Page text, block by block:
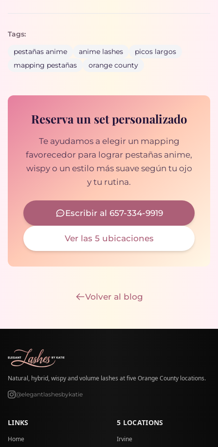
Tags:
pestañas anime
anime lashes
picos largos
mapping pestañas
orange county
Reserva un set personalizado
Te ayudamos a elegir un mapping
favorecedor para lograr pestañas anime,
wispy o un estilo más suave según tu ojo
y tu rutina.
Escribir al 657-334-9919
Ver las 5 ubicaciones
Volver al blog
Natural, hybrid, wispy and volume lashes at five Orange County locations.
@elegantlashesbykatie
LINKS
Home
5 LOCATIONS
Irvine